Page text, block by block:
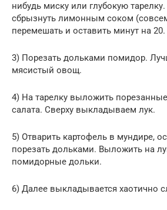
нибудь миску или глубокую
сбрызнуть лимонным соком
перемешать и оставить минут на 20.
3) Порезать дольками помидор.
мясистый овощ.
4) На тарелку выложить
салата. Сверху выкладываем лук.
5) Отварить картофель в мундире,
порезать дольками. Выложить на
помидорные дольки.
6) Далее выкладывается хаотично